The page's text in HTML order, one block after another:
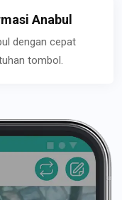
Anabul
dengan cepat
tombol.